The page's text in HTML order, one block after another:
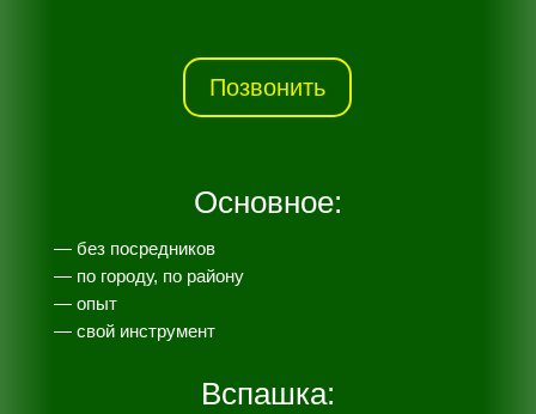
Позвонить
Основное:
— без посредников
— по городу, по району
— опыт
— свой инструмент
Вспашка: